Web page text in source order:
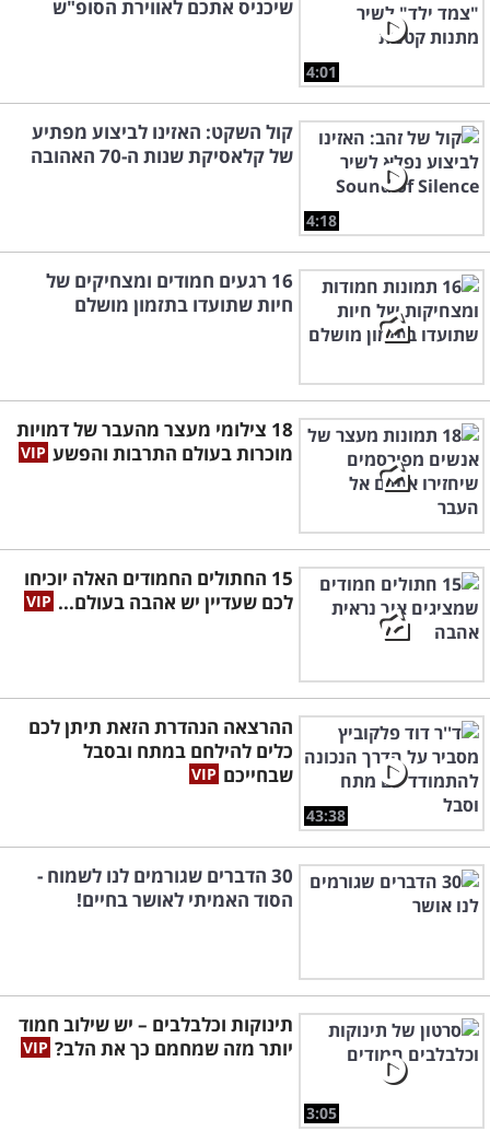
4:01
שיכניס אתכם לאווירת הסופ"ש
4:18
קול השקט: האזינו לביצוע מפתיע
של קלאסיקת שנות ה-70 האהובה
16 רגעים חמודים ומצחיקים של
חיות שתועדו בתזמון מושלם
18 צילומי מעצר מהעבר של דמויות
מוכרות בעולם התרבות והפשע
15 החתולים החמודים האלה יוכיחו
לכם שעדיין יש אהבה בעולם...
43:38
ההרצאה הנהדרת הזאת תיתן לכם
כלים להילחם במתח ובסבל
שבחייכם
30 הדברים שגורמים לנו לשמוח -
הסוד האמיתי לאושר בחיים!
3:05
תינוקות וכלבלבים – יש שילוב חמוד
יותר מזה שמחמם כך את הלב?